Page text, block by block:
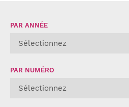
PAR ANNÉE
PAR NUMÉRO